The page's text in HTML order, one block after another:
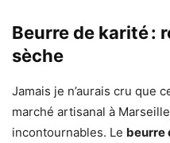
Beurre de karité :
sèche
Jamais je n’aurais cru que
marché artisanal à
incontournables. Le beurre